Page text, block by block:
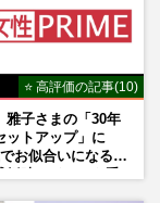
⭐ 高評価の記事(10)
雅子さまの「30年
ットアップ」に
でお似合いになる〉